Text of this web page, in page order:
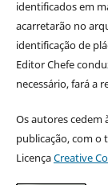
identificados em
acarretarão no
identificação de
Editor Chefe
necessário, fará a
Os autores cedem
publicação, com o
LicençaCreative